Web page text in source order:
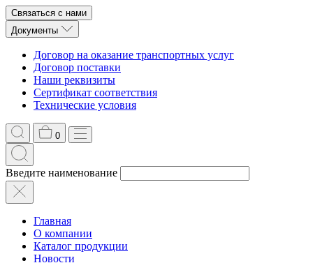
Связаться с нами
Документы
Договор на оказание транспортных услуг
Договор поставки
Наши реквизиты
Сертификат соответствия
Технические условия
0
Введите наименование
Главная
О компании
Каталог продукции
Новости